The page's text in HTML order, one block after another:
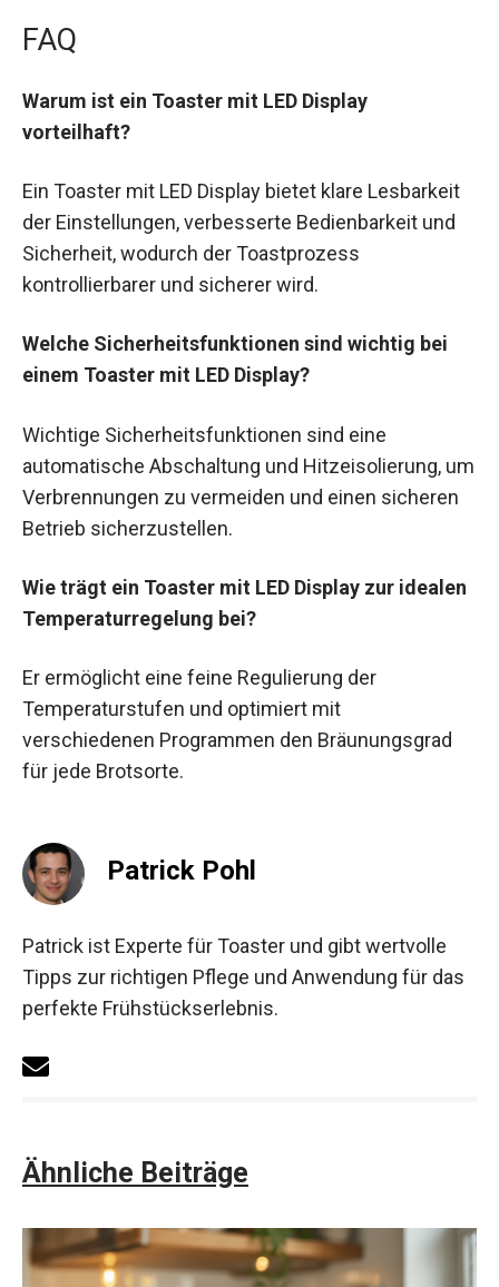
FAQ
Warum ist ein Toaster mit LED Display
vorteilhaft?
Ein Toaster mit LED Display bietet klare Lesbarkeit
der Einstellungen, verbesserte Bedienbarkeit und
Sicherheit, wodurch der Toastprozess
kontrollierbarer und sicherer wird.
Welche Sicherheitsfunktionen sind wichtig bei
einem Toaster mit LED Display?
Wichtige Sicherheitsfunktionen sind eine
automatische Abschaltung und Hitzeisolierung, um
Verbrennungen zu vermeiden und einen sicheren
Betrieb sicherzustellen.
Wie trägt ein Toaster mit LED Display zur idealen
Temperaturregelung bei?
Er ermöglicht eine feine Regulierung der
Temperaturstufen und optimiert mit
verschiedenen Programmen den Bräunungsgrad
für jede Brotsorte.
Patrick Pohl
Patrick ist Experte für Toaster und gibt wertvolle
Tipps zur richtigen Pflege und Anwendung für das
perfekte Frühstückserlebnis.
Ähnliche Beiträge